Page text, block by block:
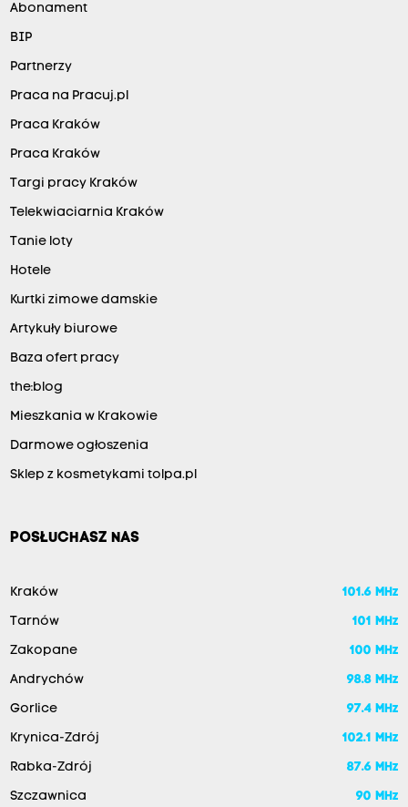
Abonament
BIP
Partnerzy
Praca na Pracuj.pl
Praca Kraków
Praca Kraków
Targi pracy Kraków
Telekwiaciarnia Kraków
Tanie loty
Hotele
Kurtki zimowe damskie
Artykuły biurowe
Baza ofert pracy
the:blog
Mieszkania w Krakowie
Darmowe ogłoszenia
Sklep z kosmetykami tolpa.pl
POSŁUCHASZ NAS
Kraków 101.6 MHz
Tarnów 101 MHz
Zakopane 100 MHz
Andrychów 98.8 MHz
Gorlice 97.4 MHz
Krynica-Zdrój 102.1 MHz
Rabka-Zdrój 87.6 MHz
Szczawnica 90 MHz